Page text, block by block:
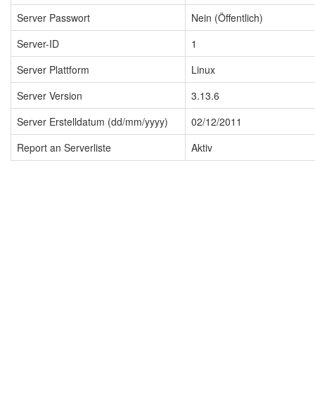
Server Passwort
Nein (Öffentlich)
Server-ID
1
Server Plattform
Linux
Server Version
3.13.6
Server Erstelldatum (dd/mm/yyyy)
02/12/2011
Report an Serverliste
Aktiv